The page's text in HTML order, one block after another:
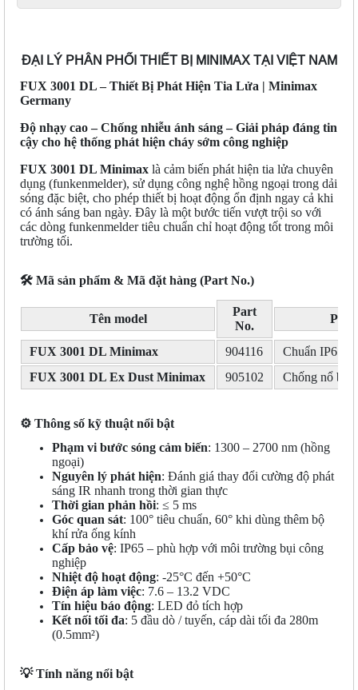
ĐẠI LÝ PHÂN PHỐI THIẾT BỊ MINIMAX TẠI VIỆT NAM
FUX 3001 DL – Thiết Bị Phát Hiện Tia Lửa | Minimax
Germany
Độ nhạy cao – Chống nhiễu ánh sáng – Giải pháp đáng tin
cậy cho hệ thống phát hiện cháy sớm công nghiệp
FUX 3001 DL Minimax là cảm biến phát hiện tia lửa chuyên
dụng (funkenmelder), sử dụng công nghệ hồng ngoại trong dải
sóng đặc biệt, cho phép thiết bị hoạt động ổn định ngay cả khi
có ánh sáng ban ngày. Đây là một bước tiến vượt trội so với
các dòng funkenmelder tiêu chuẩn chỉ hoạt động tốt trong môi
trường tối.
🛠 ️ Mã sản phẩm & Mã đặt hàng (Part No.)
Tên model
Part
No.
FUX 3001 DL Minimax 904116
Chuẩn IP65
FUX 3001 DL Ex Dust Minimax
905102 Chống nổ bụi
⚙️ Thông số kỹ thuật nổi bật
Phạm vi bước sóng cảm biến: 1300 – 2700 nm (hồng
ngoại)
Nguyên lý phát hiện: Đánh giá thay đổi cường độ phát
sáng IR nhanh trong thời gian thực
Thời gian phản hồi: ≤ 5 ms
Góc quan sát: 100° tiêu chuẩn, 60° khi dùng thêm bộ
khí rửa ống kính
Cấp bảo vệ: IP65 – phù hợp với môi trường bụi công
nghiệp
Nhiệt độ hoạt động: -25°C đến +50°C
Điện áp làm việc: 7.6 – 13.2 VDC
Tín hiệu báo động: LED đỏ tích hợp
Kết nối tối đa: 5 đầu dò / tuyến, cáp dài tối đa 280m
(0.5mm²)
💡Tính năng nổi bật